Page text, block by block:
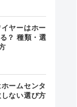
ヤーはホー
？ 種類・選
ームセンタ
ない選び方